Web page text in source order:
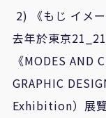
2) 《もじ イメ
去年於東京
《MODES AND
GRAPHIC
Exhibition）展